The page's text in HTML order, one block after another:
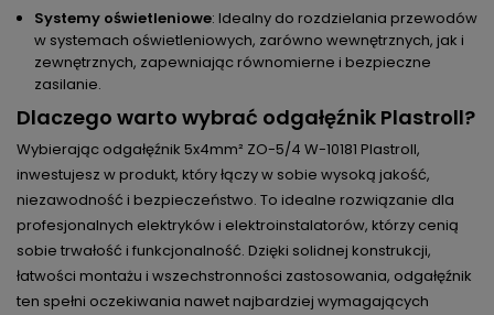
Systemy oświetleniowe: Idealny do rozdzielania przewodów
w systemach oświetleniowych, zarówno wewnętrznych, jak i
zewnętrznych, zapewniając równomierne i bezpieczne
zasilanie.
Dlaczego warto wybrać odgałęźnik Plastroll?
Wybierając odgałęźnik 5x4mm² ZO-5/4 W-10181 Plastroll,
inwestujesz w produkt, który łączy w sobie wysoką jakość,
niezawodność i bezpieczeństwo. To idealne rozwiązanie dla
profesjonalnych elektryków i elektroinstalatorów, którzy cenią
sobie trwałość i funkcjonalność. Dzięki solidnej konstrukcji,
łatwości montażu i wszechstronności zastosowania, odgałęźnik
ten spełni oczekiwania nawet najbardziej wymagających